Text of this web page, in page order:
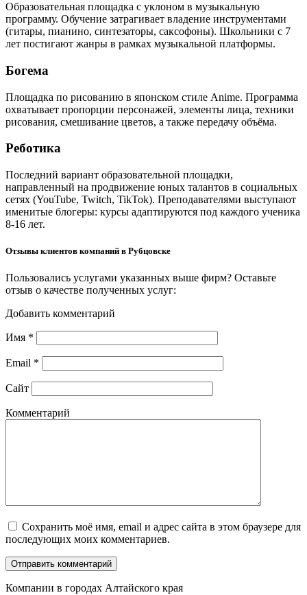
Образовательная площадка с уклоном в музыкальную
программу. Обучение затрагивает владение инструментами
(гитары, пианино, синтезаторы, саксофоны). Школьники с 7
лет постигают жанры в рамках музыкальной платформы.
Богема
Площадка по рисованию в японском стиле Anime. Программа
охватывает пропорции персонажей, элементы лица, техники
рисования, смешивание цветов, а также передачу объёма.
Реботика
Последний вариант образовательной площадки,
направленный на продвижение юных талантов в социальных
сетях (YouTube, Twitch, TikTok). Преподавателями выступают
именитые блогеры: курсы адаптируются под каждого ученика
8-16 лет.
Отзывы клиентов компаний в Рубцовске
Пользовались услугами указанных выше фирм? Оставьте
отзыв о качестве полученных услуг:
Добавить комментарий
Имя *
Email *
Сайт
Комментарий
Сохранить моё имя, email и адрес сайта в этом браузере для
последующих моих комментариев.
Компании в городах Алтайского края